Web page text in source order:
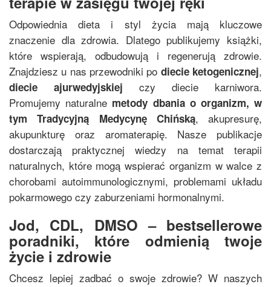
Odpowiednia dieta i styl życia mają kluczowe
znaczenie dla zdrowia. Dlatego publikujemy książki,
które wspierają, odbudowują i regenerują zdrowie.
Znajdziesz u nas przewodniki po diecie ketogenicznej,
diecie ajurwedyjskiej czy diecie karniwora.
Promujemy naturalne metody dbania o organizm, w
tymTradycyjną Medycynę Chińską, akupresurę,
akupunkturę oraz aromaterapię. Nasze publikacje
dostarczają praktycznej wiedzy na temat terapii
naturalnych, które mogą wspierać organizm w walce z
chorobami autoimmunologicznymi, problemami układu
pokarmowego czy zaburzeniami hormonalnymi.
Jod, CDL, DMSO – bestsellerowe
poradniki, które odmienią twoje
życie i zdrowie
Chcesz lepiej zadbać o swoje zdrowie? W naszych